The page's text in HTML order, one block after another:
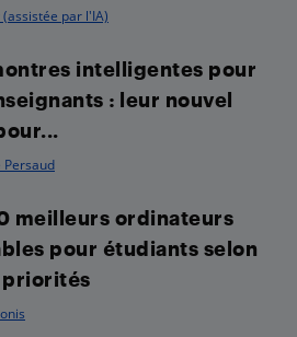
(assistée par l'IA)
intelligentes pour
: leur nouvel
Persaud
meilleurs ordinateurs
pour étudiants selon
priorités